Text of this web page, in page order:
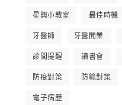
星興小教室 最佳時機
牙醫師 牙醫開業
診間提醒 讀書會
防疫對策 防範對策
電子病歷